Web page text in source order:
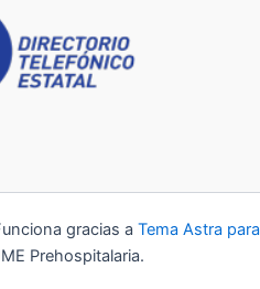
gracias a Tema Astra para
Prehospitalaria.